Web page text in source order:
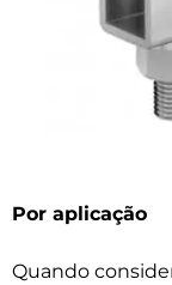
Por aplicação
Quando